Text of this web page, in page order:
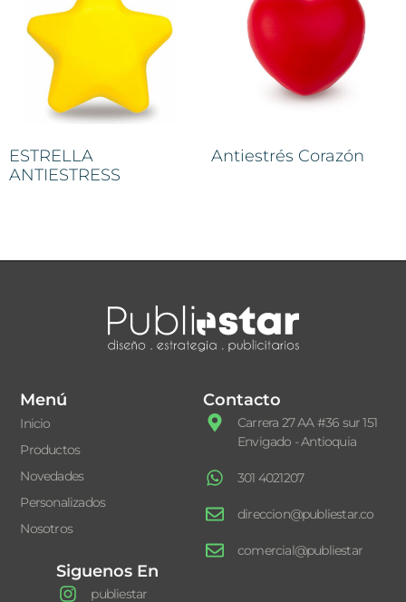
ESTRELLA
ANTIESTRESS
Antiestrés Corazón
Menú
Inicio
Productos
Novedades
Personalizados
Nosotros
Contacto
Carrera 27 AA #36 sur 151
Envigado - Antioquia
301 4021207
direccion@publiestar.co
comercial@publiestar
Siguenos En
publiestar